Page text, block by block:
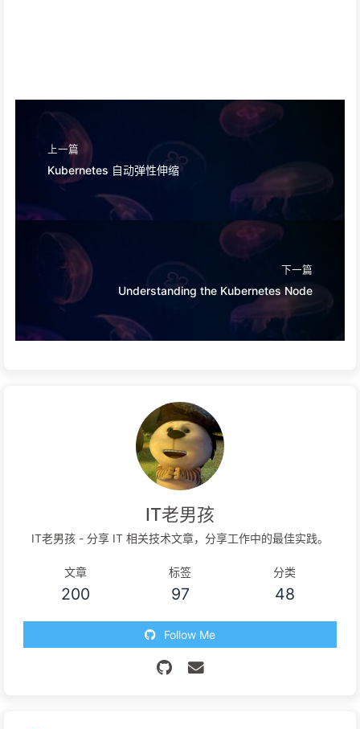
上一篇
Kubernetes 自动弹性伸缩
下一篇
Understanding the Kubernetes Node
IT老男孩
IT老男孩 - 分享 IT 相关技术文章，分享工作中的最佳实践。
文章
200
标签
97
分类
48
Follow Me